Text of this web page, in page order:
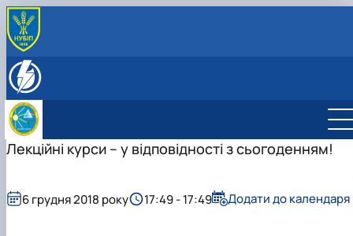
ПРО НАС
НАУКОВО-ІНОВАЦІЙНА ДІЯЛЬНІСТЬ
Студентські наукові гуртки
ОСВІТНЯ ДІЯЛЬНІСТЬ
Робочі програми
Електронні навчальні курси
Дисципліни, які викладаються на кафедрі
Навчальні лабораторії
Лекційні курси – у відповідності з сьогоденням!
6 грудня 2018 року 17:49 - 17:49 Додати до календаря